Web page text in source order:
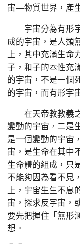
宙—物質世界，產
宇宙分為有形宇
成的宇宙，是人類
上，其中充滿生命
子，和子的本性充
的宇宙，不是一個
的宇宙，而有形宇
在天帝教教義之
變動的宇宙，二是
是一個變動的宇宙
宙，是生命在其中
生命體的組成，只
不能夠因為看不見
上，宇宙生生不息
宙，探求反宇宙，
要先把握住「無形
想。